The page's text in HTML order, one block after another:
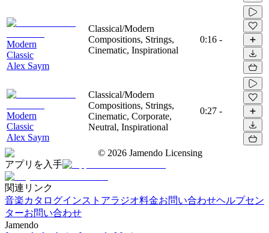
Modern
Classic
Alex Saym
Classical/Modern
Compositions, Strings,
Cinematic, Inspirational
0:16 -
Modern
Classic
Alex Saym
Classical/Modern
Compositions, Strings,
Cinematic, Corporate,
Neutral, Inspirational
0:27 -
© 2026 Jamendo Licensing
アプリを入手
関連リンク
音楽カタログインストアラジオ料金お問い合わせヘルプセン
ターお問い合わせ
Jamendo